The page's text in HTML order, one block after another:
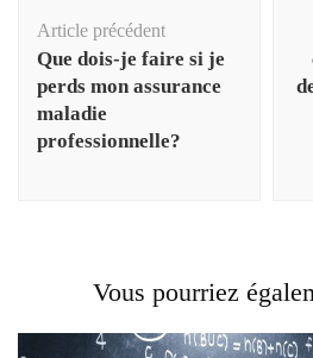
d'article
Article précédent
Que dois-je faire si je
perds mon assurance
maladie
professionnelle?
Vous pourriez